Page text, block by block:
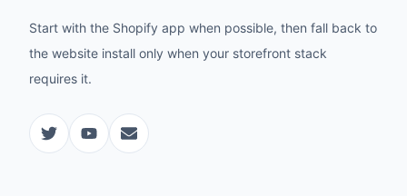
Start with the Shopify app when possible, then fall back to
the website install only when your storefront stack
requires it.